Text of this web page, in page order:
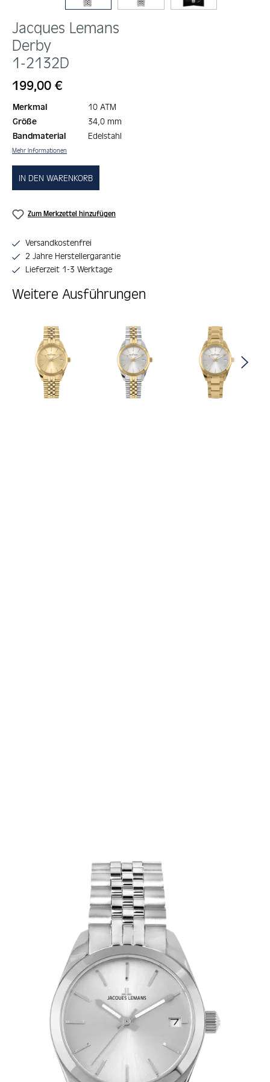
Jacques Lemans
Derby
1-2132D
Regulärer Preis:
199,00 €
Merkmal
10 ATM
Größe
34,0 mm
Bandmaterial
Edelstahl
Mehr Informationen
IN DEN WARENKORB
Zum Merkzettel hinzufügen
Versandkostenfrei
2 Jahre Herstellergarantie
Lieferzeit 1-3 Werktage
Weitere Ausführungen
Produktgalerie überspringen